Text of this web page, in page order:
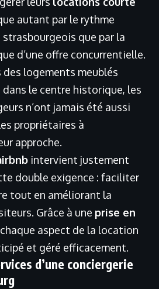
autant par le rythme
que par la
d’une offre concurrentielle.
des logements meublés
le centre historique, les
n’ont jamais été aussi
propriétaires à
approche.
intervient justement
double exigence : faciliter
tout en améliorant la
Grâce à une prise en
aspect de la location
et géré efficacement.
d’une conciergerie